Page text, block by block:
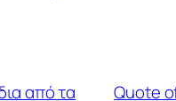
από τα
Quote